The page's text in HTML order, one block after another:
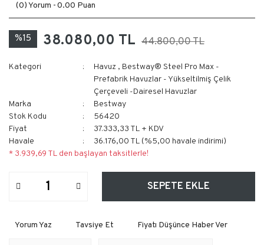
(0) Yorum -0.00 Puan
%15 38.080,00 TL 44.800,00 TL
Kategori Havuz , Bestway® Steel Pro Max -
Prefabrik Havuzlar - Yükseltilmiş Çelik
Çerçeveli -Dairesel Havuzlar
Marka
Bestway
Stok Kodu
56420
Fiyat
37.333,33 TL + KDV
Havale
36.176,00 TL (%5,00 havale indirimi)
* 3.939,69 TL den başlayan taksitlerle!
SEPETE EKLE
Yorum Yaz Tavsiye Et Fiyatı Düşünce Haber Ver